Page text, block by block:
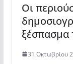
Οι
ξέσπασμα
31 Οκτωβρίου